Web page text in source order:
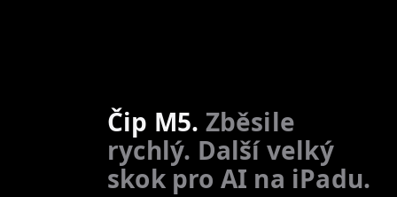
Čip M5. Zběsile
rychlý. Další velký
skok pro AI na iPadu.